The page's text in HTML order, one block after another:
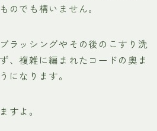
のでも構いません。
ラッシングやその後のこすり洗
、複雑に編まれたコードの奥ま
になります。
すよ。